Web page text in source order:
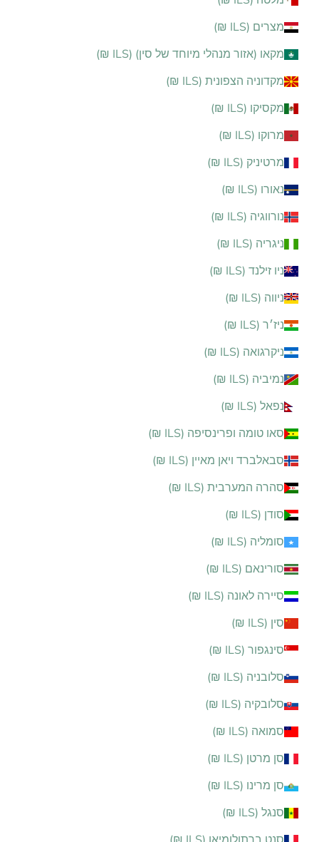
מצרים (ILS ₪)
מקאו (אזור מנהלי מיוחד של סין) (ILS ₪)
מקדוניה הצפונית (ILS ₪)
מקסיקו (ILS ₪)
מרוקו (ILS ₪)
מרטיניק (ILS ₪)
נאורו (ILS ₪)
נורווגיה (ILS ₪)
ניגריה (ILS ₪)
ניו זילנד (ILS ₪)
ניווה (ILS ₪)
ניז׳ר (ILS ₪)
ניקרגואה (ILS ₪)
נמיביה (ILS ₪)
נפאל (ILS ₪)
סאו טומה ופרינסיפה (ILS ₪)
סבאלברד ויאן מאיין (ILS ₪)
סהרה המערבית (ILS ₪)
סודן (ILS ₪)
סומליה (ILS ₪)
סורינאם (ILS ₪)
סיירה לאונה (ILS ₪)
סין (ILS ₪)
סינגפור (ILS ₪)
סלובניה (ILS ₪)
סלובקיה (ILS ₪)
סמואה (ILS ₪)
סן מרטן (ILS ₪)
סן מרינו (ILS ₪)
סנגל (ILS ₪)